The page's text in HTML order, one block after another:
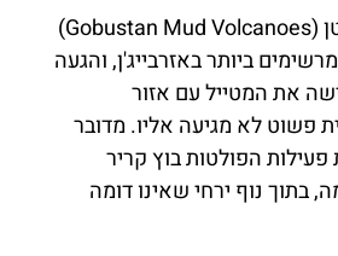
הרי הבוץ של גובוסטן (Gobustan Mud Volcanoes)
ביותר באזרבייג'ן, והגעה
את המטייל עם אזור
פשוט לא מגיעה אליו. מדובר
הפולטות בוץ קריר
בתוך נוף ירחי שאינו דומה